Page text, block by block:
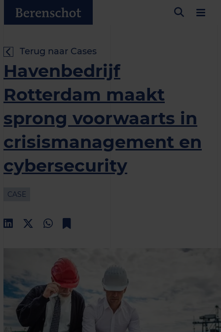
Terug naar Cases
Havenbedrijf
Rotterdam maakt
sprong voorwaarts in
crisismanagement en
cybersecurity
CASE